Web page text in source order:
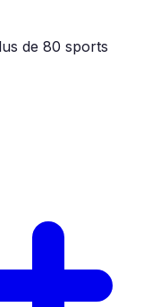
de 80 sports